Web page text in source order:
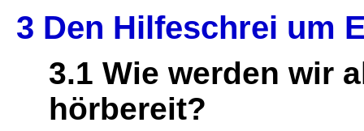
3 Den Hilfeschrei um
3.1 Wie werden wir
hörbereit?